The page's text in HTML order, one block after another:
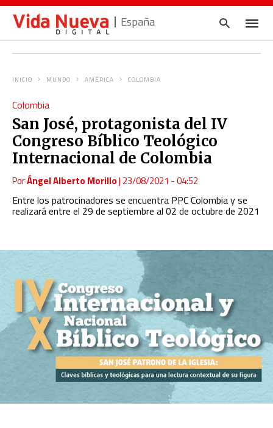
España
INICIO MUNDO AMÉRICA COLOMBIA
Colombia
San José, protagonista del IV
Congreso Bíblico Teológico
Internacional de Colombia
PorÁngel Alberto Morillo| 23/08/2021 - 04:52
Entre los patrocinadores se encuentra PPC Colombia y se
realizará entre el 29 de septiembre al 02 de octubre de 2021